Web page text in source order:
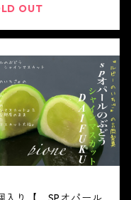
り※配送日時指定必須
ルーツ大福 人気
ルーツ ギフト
OUT